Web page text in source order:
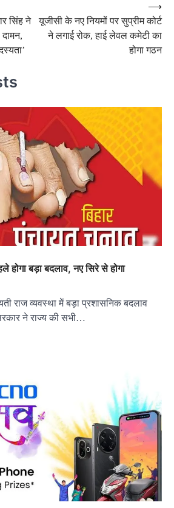
सिंह ने
यूजीसी के नए नियमों पर सुप्रीम कोर्ट
ने लगाई रोक, हाई लेवल कमेटी का
होगा गठन
⟶
होगा बड़ा बदलाव, नए सिरे से होगा
राज व्यवस्था में बड़ा प्रशासनिक बदलाव
ने राज्य की सभी…